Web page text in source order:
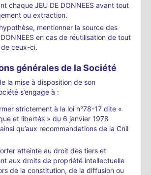
chaque JEU DE DONNEES avant tout
ou extraction.
mentionner la source des
DONNEES en cas de réutilisation de tout
ceux-ci.
générales de la Société
la mise à disposition de son
s’engage à :
strictement à la loi n°78-17 dite «
et libertés » du 6 janvier 1978
qu’aux recommandations de la Cnil
atteinte au droit des tiers et
aux droits de propriété intellectuelle
de la constitution, de la diffusion ou